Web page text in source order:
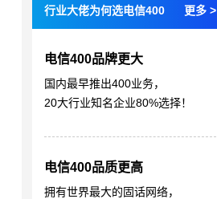
行业大佬为何选电信400 更多 >
电信400品牌更大
国内最早推出400业务，
20大行业知名企业80%选择！
电信400品质更高
拥有世界最大的固话网络，